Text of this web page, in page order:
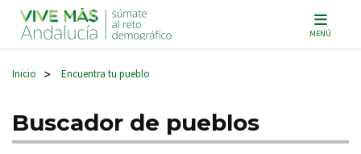
Navegación principal MENÚ
Inicio > Encuentra tu pueblo
Buscador de pueblos